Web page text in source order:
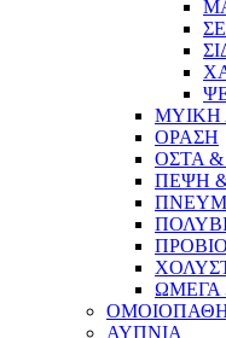
ΜΥΙΚΗ
ΟΡΑΣΗ
ΟΣΤΑ &
ΠΕΨΗ
ΩΜΕΓΑ
ΑΥΠΝΙΑ